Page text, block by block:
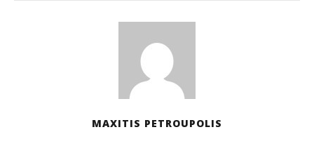
MAXITIS PETROUPOLIS